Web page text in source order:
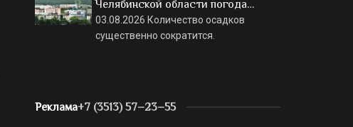
Челябинской области погода…
03.08.2026 Количество осадков
существенно сократится.
Реклама+7 (3513) 57–23–55